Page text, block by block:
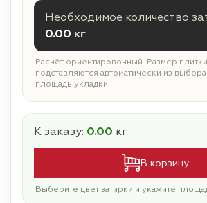
Необходимое количество
0.00 кг
Расчёт ориентировочный. Размер
подставляются автоматически из
площадь укладки.
К заказу: 0.00 кг
В корзину
Выберите цвет затирки и укажите